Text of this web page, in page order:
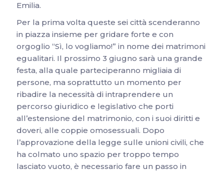
Emilia.
Per la prima volta queste sei città scenderanno
in piazza insieme per gridare forte e con
orgoglio “Sì, lo vogliamo!” in nome dei matrimoni
egualitari. Il prossimo 3 giugno sarà una grande
festa, alla quale parteciperanno migliaia di
persone, ma soprattutto un momento per
ribadire la necessità di intraprendere un
percorso giuridico e legislativo che porti
all’estensione del matrimonio, con i suoi diritti e
doveri, alle coppie omosessuali. Dopo
l’approvazione della legge sulle unioni civili, che
ha colmato uno spazio per troppo tempo
lasciato vuoto, è necessario fare un passo in